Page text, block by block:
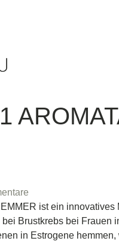
ist ein
Brustkrebs bei Frauen
in Estrogene